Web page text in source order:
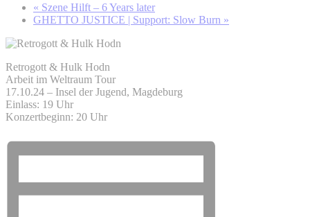
« Szene Hilft – 6 Years later
GHETTO JUSTICE | Support: Slow Burn »
Retrogott & Hulk Hodn
Arbeit im Weltraum Tour
17.10.24 – Insel der Jugend, Magdeburg
Einlass: 19 Uhr
Konzertbeginn: 20 Uhr